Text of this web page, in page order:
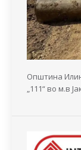
Општина
„111“ во м.в